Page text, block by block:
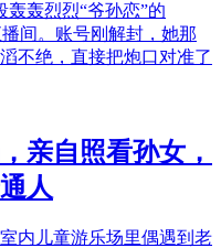
轰轰烈烈“爷孙恋”的
间。账号刚解封，她那
不绝，直接把炮口对准了
亲自照看孙女，
人
内儿童游乐场里偶遇到老